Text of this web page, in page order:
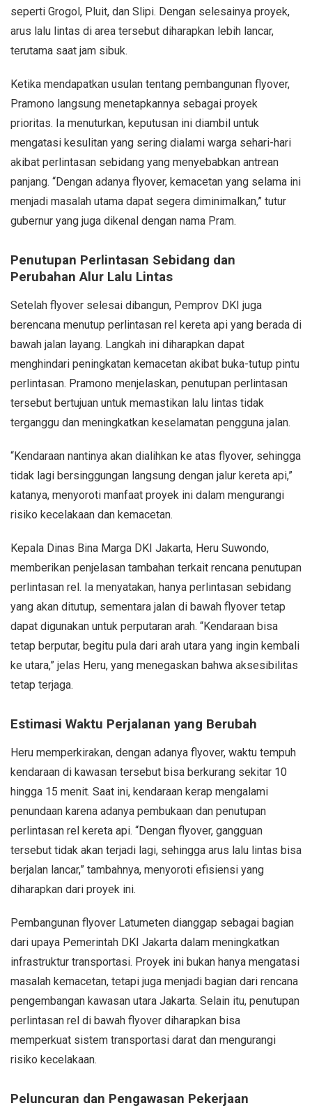
seperti Grogol, Pluit, dan Slipi. Dengan selesainya proyek,
arus lalu lintas di area tersebut diharapkan lebih lancar,
terutama saat jam sibuk.
Ketika mendapatkan usulan tentang pembangunan flyover,
Pramono langsung menetapkannya sebagai proyek
prioritas. Ia menuturkan, keputusan ini diambil untuk
mengatasi kesulitan yang sering dialami warga sehari-hari
akibat perlintasan sebidang yang menyebabkan antrean
panjang. “Dengan adanya flyover, kemacetan yang selama ini
menjadi masalah utama dapat segera diminimalkan,” tutur
gubernur yang juga dikenal dengan nama Pram.
Penutupan Perlintasan Sebidang dan
Perubahan Alur Lalu Lintas
Setelah flyover selesai dibangun, Pemprov DKI juga
berencana menutup perlintasan rel kereta api yang berada di
bawah jalan layang. Langkah ini diharapkan dapat
menghindari peningkatan kemacetan akibat buka-tutup pintu
perlintasan. Pramono menjelaskan, penutupan perlintasan
tersebut bertujuan untuk memastikan lalu lintas tidak
terganggu dan meningkatkan keselamatan pengguna jalan.
“Kendaraan nantinya akan dialihkan ke atas flyover, sehingga
tidak lagi bersinggungan langsung dengan jalur kereta api,”
katanya, menyoroti manfaat proyek ini dalam mengurangi
risiko kecelakaan dan kemacetan.
Kepala Dinas Bina Marga DKI Jakarta, Heru Suwondo,
memberikan penjelasan tambahan terkait rencana penutupan
perlintasan rel. Ia menyatakan, hanya perlintasan sebidang
yang akan ditutup, sementara jalan di bawah flyover tetap
dapat digunakan untuk perputaran arah. “Kendaraan bisa
tetap berputar, begitu pula dari arah utara yang ingin kembali
ke utara,” jelas Heru, yang menegaskan bahwa aksesibilitas
tetap terjaga.
Estimasi Waktu Perjalanan yang Berubah
Heru memperkirakan, dengan adanya flyover, waktu tempuh
kendaraan di kawasan tersebut bisa berkurang sekitar 10
hingga 15 menit. Saat ini, kendaraan kerap mengalami
penundaan karena adanya pembukaan dan penutupan
perlintasan rel kereta api. “Dengan flyover, gangguan
tersebut tidak akan terjadi lagi, sehingga arus lalu lintas bisa
berjalan lancar,” tambahnya, menyoroti efisiensi yang
diharapkan dari proyek ini.
Pembangunan flyover Latumeten dianggap sebagai bagian
dari upaya Pemerintah DKI Jakarta dalam meningkatkan
infrastruktur transportasi. Proyek ini bukan hanya mengatasi
masalah kemacetan, tetapi juga menjadi bagian dari rencana
pengembangan kawasan utara Jakarta. Selain itu, penutupan
perlintasan rel di bawah flyover diharapkan bisa
memperkuat sistem transportasi darat dan mengurangi
risiko kecelakaan.
Peluncuran dan Pengawasan Pekerjaan